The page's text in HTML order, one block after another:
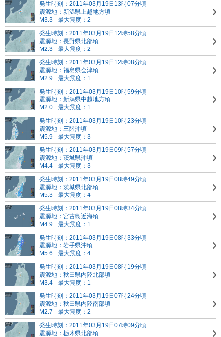
発生時刻：2011年03月19日13時07分頃
震源地：新潟県上越地方頃
M3.3
最大震度：2
発生時刻：2011年03月19日12時58分頃
震源地：長野県北部頃
M2.3
最大震度：2
発生時刻：2011年03月19日12時08分頃
震源地：福島県会津頃
M2.9
最大震度：1
発生時刻：2011年03月19日10時59分頃
震源地：新潟県中越地方頃
M2.0
最大震度：1
発生時刻：2011年03月19日10時23分頃
震源地：三陸沖頃
M5.9
最大震度：3
発生時刻：2011年03月19日09時57分頃
震源地：茨城県沖頃
M4.4
最大震度：3
発生時刻：2011年03月19日08時49分頃
震源地：茨城県北部頃
M5.3
最大震度：4
発生時刻：2011年03月19日08時34分頃
震源地：宮古島近海頃
M4.9
最大震度：1
発生時刻：2011年03月19日08時33分頃
震源地：岩手県沖頃
M5.6
最大震度：4
発生時刻：2011年03月19日08時19分頃
震源地：秋田県内陸北部頃
M3.4
最大震度：1
発生時刻：2011年03月19日07時24分頃
震源地：秋田県内陸南部頃
M2.7
最大震度：2
発生時刻：2011年03月19日07時09分頃
震源地：栃木県北部頃